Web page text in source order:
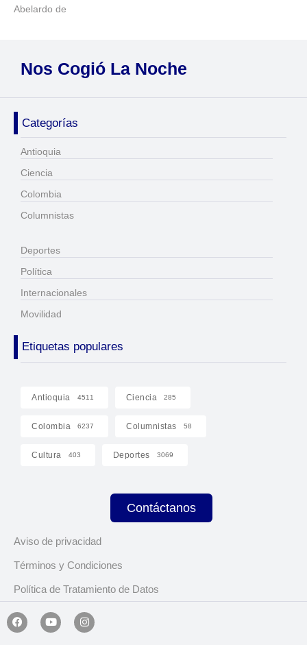
Abelardo de
Nos Cogió La Noche
Categorías
Antioquia
Ciencia
Colombia
Columnistas
Deportes
Política
Internacionales
Movilidad
Etiquetas populares
Antioquia 4511 Ciencia 285
Colombia 6237 Columnistas 58
Cultura 403 Deportes 3069
Contáctanos
Aviso de privacidad
Términos y Condiciones
Política de Tratamiento de Datos